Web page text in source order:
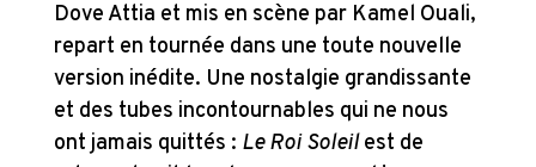
Dove Attia et mis en scène par Kamel Ouali,
repart en tournée dans une toute nouvelle
version inédite. Une nostalgie grandissante
et des tubes incontournables qui ne nous
ont jamais quittés : Le Roi Soleilest de